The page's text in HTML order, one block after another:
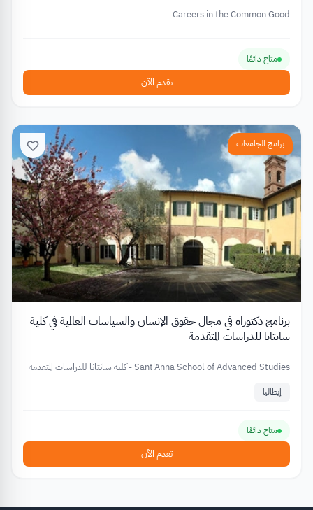
Careers in the Common Good
متاح دائمًا
تقدم الآن
برامج الجامعات
برنامج دكتوراه في مجال حقوق الإنسان والسياسات العالمية في كلية
سانتانا للدراسات المتقدمة
Sant'Anna School of Advanced Studies - كلية سانتانا للدراسات المتقدمة
إيطاليا
متاح دائمًا
تقدم الآن